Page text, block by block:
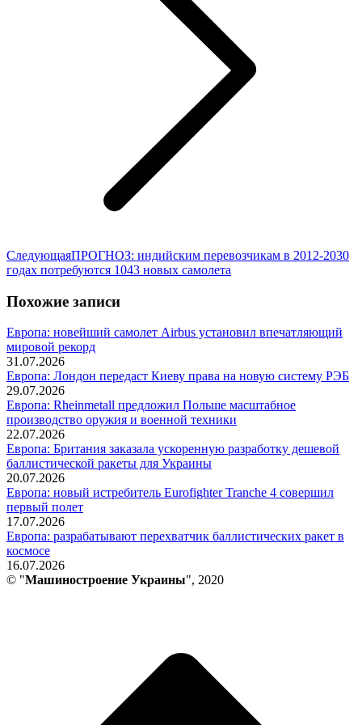
СледующаяСледующая
запись:
ПРОГНОЗ: индийским перевозчикам в 2012-2030
годах потребуются 1043 новых самолета
Похожие записи
Европа: новейший самолет Airbus установил впечатляющий
мировой рекорд
31.07.2026
Европа: Лондон передаст Киеву права на новую систему РЭБ
29.07.2026
Европа: Rheinmetall предложил Польше масштабное
производство оружия и военной техники
22.07.2026
Европа: Британия заказала ускоренную разработку дешевой
баллистической ракеты для Украины
20.07.2026
Европа: новый истребитель Eurofighter Tranche 4 совершил
первый полет
17.07.2026
Европа: разрабатывают перехватчик баллистических ракет в
космосе
16.07.2026
© "Машиностроение Украины", 2020